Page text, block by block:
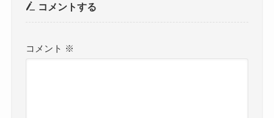
コメントする
コメント ※